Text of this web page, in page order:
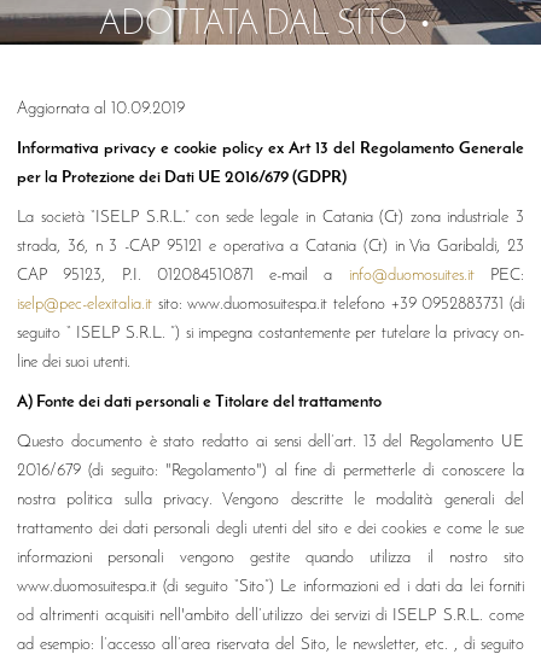
ADOTTATA DAL SITO
Aggiornata al 10.09.2019
Informativa privacy e cookie policy ex Art 13 del Regolamento Generale
per la Protezione dei Dati UE 2016/679 (GDPR)
La società “ISELP S.R.L.” con sede legale in Catania (Ct) zona industriale 3
strada, 36, n 3 -CAP 95121 e operativa a Catania (Ct) in Via Garibaldi, 23
CAP 95123, P.I. 012084510871 e-mail a info@duomosuites.itPEC:
iselp@pec-elexitalia.it sito: www.duomosuitespa.it telefono +39 0952883731 (di
seguito “ ISELP S.R.L. ”) si impegna costantemente per tutelare la privacy on-
line dei suoi utenti.
A) Fonte dei dati personali e Titolare del trattamento
Questo documento è stato redatto ai sensi dell’art. 13 del Regolamento UE
2016/679 (di seguito: "Regolamento") al fine di permetterle di conoscere la
nostra politica sulla privacy. Vengono descritte le modalità generali del
trattamento dei dati personali degli utenti del sito e dei cookies e come le sue
informazioni personali vengono gestite quando utilizza il nostro sito
www.duomosuitespa.it (di seguito “Sito”) Le informazioni ed i dati da lei forniti
od altrimenti acquisiti nell'ambito dell’utilizzo dei servizi di ISELP S.R.L. come
ad esempio: l’accesso all’area riservata del Sito, le newsletter, etc. , di seguito